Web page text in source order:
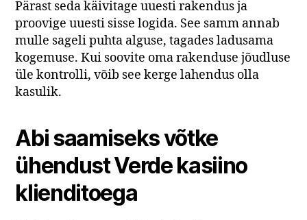
Pärast seda käivitage uuesti rakendus ja
proovige uuesti sisse logida. See samm annab
mulle sageli puhta alguse, tagades ladusama
kogemuse. Kui soovite oma rakenduse jõudluse
üle kontrolli, võib see kerge lahendus olla
kasulik.
Abi saamiseks võtke
ühendust Verde kasiino
klienditoega